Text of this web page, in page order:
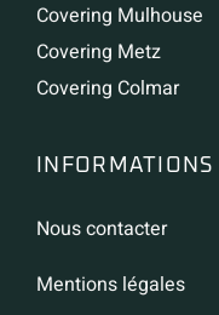
Covering Mulhouse
Covering Metz
Covering Colmar
INFORMATIONS
Nous contacter
Mentions légales